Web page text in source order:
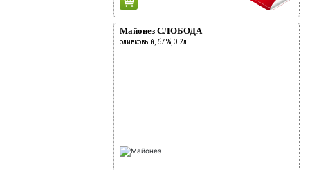
Майонез СЛОБОДА
оливковый, 67%, 0.2л